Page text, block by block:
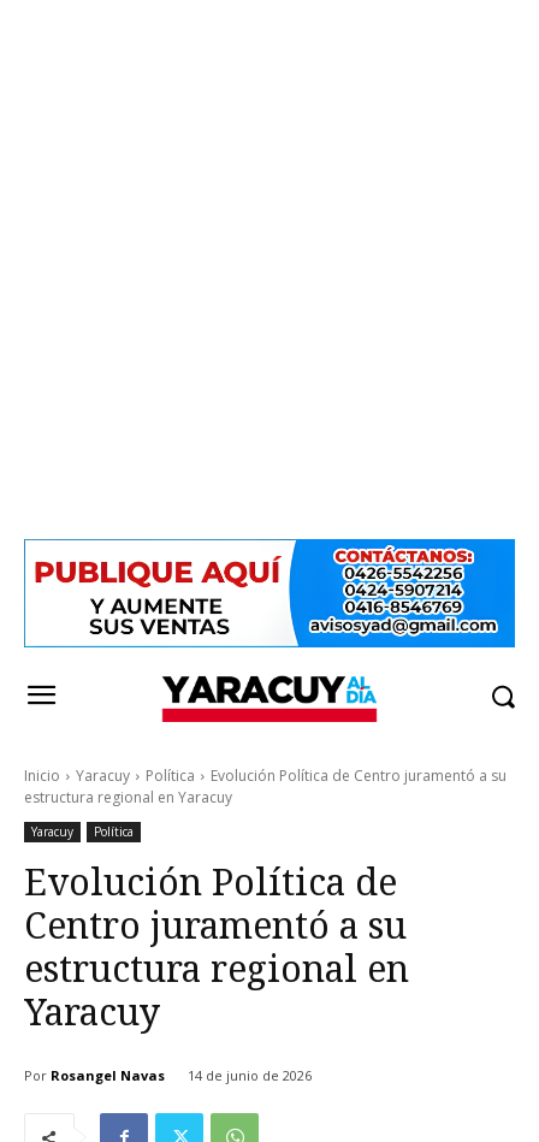
Inicio Yaracuy Política
Evolución Política de Centro juramentó a su
estructura regional en Yaracuy
Yaracuy Política
Evolución Política de
Centro juramentó a su
estructura regional en
Yaracuy
Por Rosangel Navas 14 de junio de 2026